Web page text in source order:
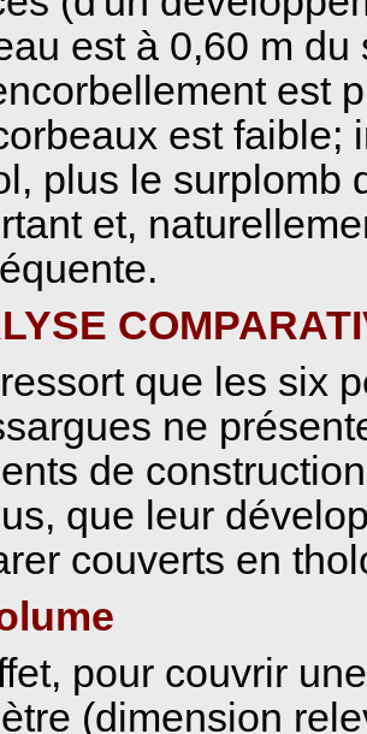
est à 0,60 m
est
est faible;
plus le surplomb
et,
que les six
ne
de
que leur
couverts en
pour couvrir
(dimension